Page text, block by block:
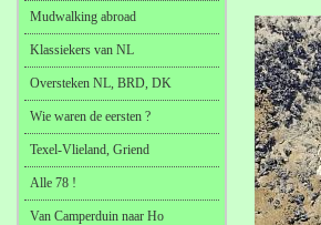
Mudwalking abroad
Klassiekers van NL
Oversteken NL, BRD, DK
Wie waren de eersten ?
Texel-Vlieland, Griend
Alle 78 !
Van Camperduin naar Ho